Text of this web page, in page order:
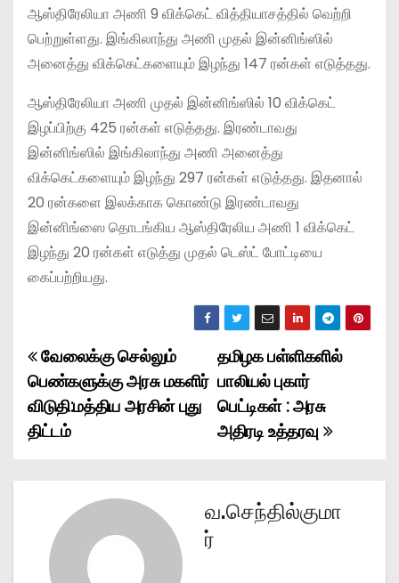
ஆஸ்திரேலியா அணி 9 விக்கெட் வித்தியாசத்தில் வெற்றி
பெற்றுள்ளது. இங்கிலாந்து அணி முதல் இன்னிங்ஸில்
அனைத்து விக்கெட்களையும் இழந்து 147 ரன்கள் எடுத்தது.
ஆஸ்திரேலியா அணி முதல் இன்னிங்ஸில் 10 விக்கெட்
இழப்பிற்கு 425 ரன்கள் எடுத்தது. இரண்டாவது
இன்னிங்ஸில் இங்கிலாந்து அணி அனைத்து
விக்கெட்களையும் இழந்து 297 ரன்கள் எடுத்தது. இதனால்
20 ரன்களை இலக்காக கொண்டு இரண்டாவது
இன்னிங்ஸை தொடங்கிய ஆஸ்திரேலிய அணி 1 விக்கெட்
இழந்து 20 ரன்கள் எடுத்து முதல் டெஸ்ட் போட்டியை
கைப்பற்றியது.
P
o
s
t
தமிழக பள்ளிகளில்
பாலியல் புகார்
பெட்டிகள் : அரசு
அதிரடி உத்தரவு
வேலைக்கு செல்லும்
பெண்களுக்கு அரசு மகளிர்
விடுதி:மத்திய அரசின் புது
திட்டம்
வ.செந்தில்குமா
ர்